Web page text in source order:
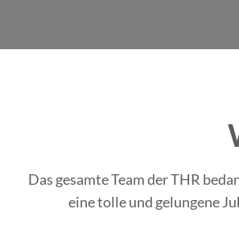
Das gesamte Team der THR
eine tolle und gelungene